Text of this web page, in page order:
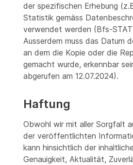
der spezifischen Erhebung
Statistik gemäss
verwendet werden (Bfs-
Ausserdem muss das Datum
an dem die Kopie oder die
gemacht wurde, erkennbar
abgerufen am 12.07.2024).
Haftung
Obwohl wir mit aller Sorgfalt
der veröffentlichten
kann hinsichtlich der
Genauigkeit, Aktualität,